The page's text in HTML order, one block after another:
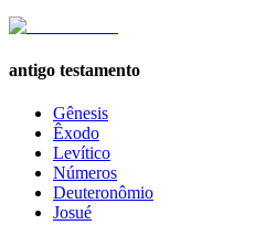
antigo testamento
Gênesis
Êxodo
Levítico
Números
Deuteronômio
Josué